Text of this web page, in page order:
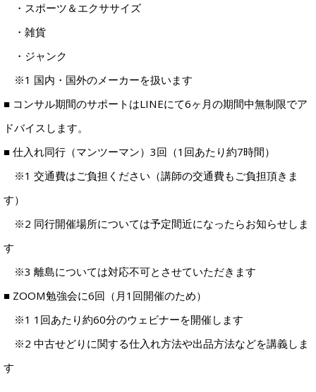
・スポーツ＆エクササイズ
・雑貨
・ジャンク
※1 国内・国外のメーカーを扱います
■ コンサル期間のサポートはLINEにて6ヶ月の期間中無制限でア
ドバイスします。
■ 仕入れ同行（マンツーマン）3回（1回あたり約7時間）
※1 交通費はご負担ください（講師の交通費もご負担頂きま
す）
※2 同行開催場所については予定間近になったらお知らせしま
す
※3 離島については対応不可とさせていただきます
■ ZOOM勉強会に6回（月1回開催のため）
※1 1回あたり約60分のウェビナーを開催します
※2 中古せどりに関する仕入れ方法や出品方法などを講義しま
す